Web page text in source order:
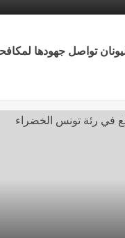
تواصل جهودها